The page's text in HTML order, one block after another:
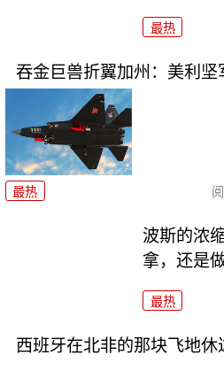
最热
吞金巨兽折翼加州：美利坚
最热
波斯的浓
拿，还是
最热
西班牙在北非的那块飞地